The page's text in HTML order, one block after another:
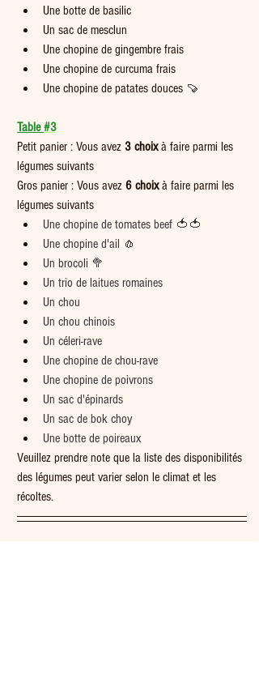
Une botte de basilic
Un sac de mesclun
Une chopine de gingembre frais
Une chopine de curcuma frais
Une chopine de patates douces 🍠
Table #3
Petit panier : Vous avez 3 choix à faire parmi les
légumes suivants
Gros panier : Vous avez 6 choix à faire parmi les
légumes suivants
Une chopine de tomates beef 🍅🍅
Une chopine d'ail 🧄
Un brocoli 🥦
Un trio de laitues romaines
Un chou
Un chou chinois
Un céleri-rave
Une chopine de chou-rave
Une chopine de poivrons
Un sac d'épinards
Un sac de bok choy
Une botte de poireaux
Veuillez prendre note que la liste des disponibilités
des légumes peut varier selon le climat et les
récoltes.